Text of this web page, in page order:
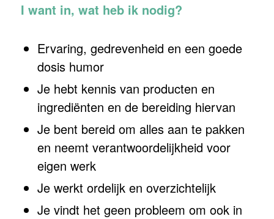
I want in, wat heb ik nodig?
Ervaring, gedrevenheid en een goede
dosis humor
Je hebt kennis van producten en
ingrediënten en de bereiding hiervan
Je bent bereid om alles aan te pakken
en neemt verantwoordelijkheid voor
eigen werk
Je werkt ordelijk en overzichtelijk
Je vindt het geen probleem om ook in